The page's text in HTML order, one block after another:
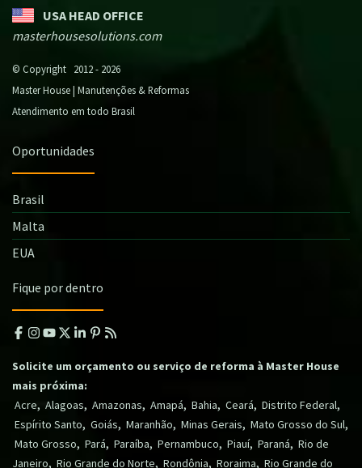
USA HEAD OFFICE
masterhousesolutions.com
© Copyright 2012 - 2026
Master House | Manutenções & Reformas
Atendimento em todo Brasil
Oportunidades
Brasil
Malta
EUA
Fique por dentro
Solicite um orçamento ou serviço de reforma à Master House
mais próxima:
Acre, Alagoas, Amazonas, Amapá, Bahia, Ceará, Distrito Federal,
Espírito Santo, Goiás, Maranhão, Minas Gerais, Mato Grosso do Sul,
Mato Grosso, Pará, Paraíba, Pernambuco, Piauí, Paraná, Rio de
Janeiro, Rio Grande do Norte, Rondônia, Roraima, Rio Grande do